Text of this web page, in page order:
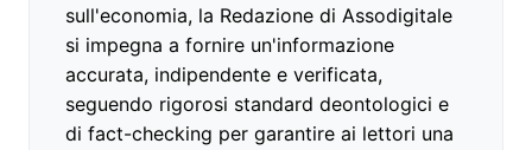
sull'economia, la Redazione di Assodigitale
si impegna a fornire un'informazione
accurata, indipendente e verificata,
seguendo rigorosi standard deontologici e
di fact-checking per garantire ai lettori una